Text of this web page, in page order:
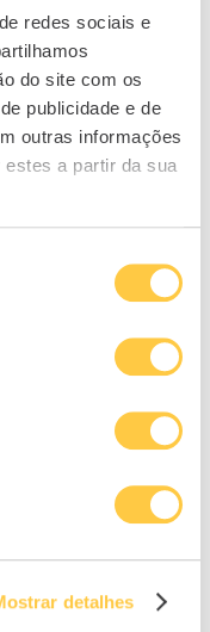
redes sociais e
do site com os
publicidade e de
outras informações
a partir da sua
detalhes